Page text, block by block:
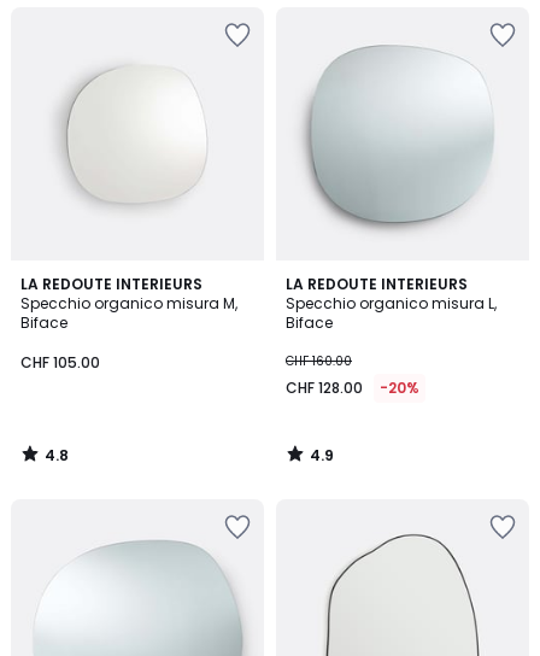
LA REDOUTE INTERIEURS
Specchio organico misura M,
Biface
CHF 105.00
4.8
/ 5
4.8
/
LA REDOUTE INTERIEURS
Specchio organico misura L,
Biface
CHF 160.00
CHF 128.00 -20%
4.9
/ 5
4.9
/